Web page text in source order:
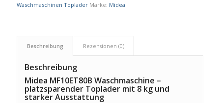
Waschmaschinen Toplader Marke: Midea
Beschreibung Rezensionen (0)
Beschreibung
Midea MF10ET80B Waschmaschine –
platzsparender Toplader mit 8 kg und
starker Ausstattung